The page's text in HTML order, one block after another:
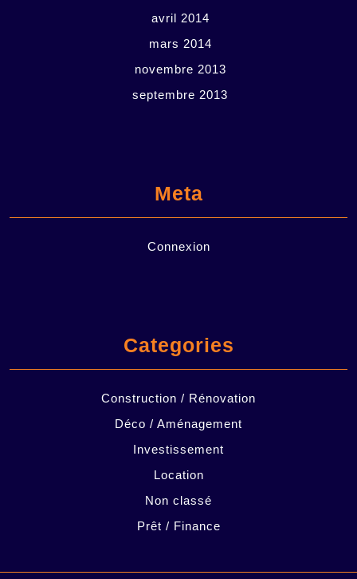
avril 2014
mars 2014
novembre 2013
septembre 2013
Meta
Connexion
Categories
Construction / Rénovation
Déco / Aménagement
Investissement
Location
Non classé
Prêt / Finance